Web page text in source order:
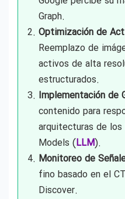
Graph.
Optimización de
Reemplazo de
activos de alta
estructurados.
Implementación de
contenido para
arquitecturas de los
Models (LLM).
Monitoreo de
fino basado en el
Discover.